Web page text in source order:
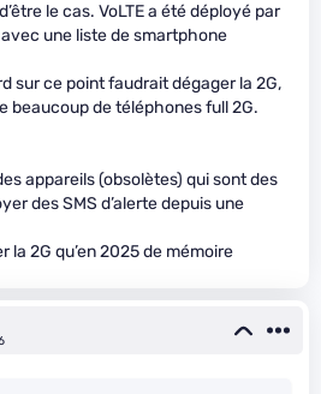
le cas. VoLTE a été déployé par
une liste de smartphone
sur ce point faudrait dégager la 2G,
beaucoup de téléphones full 2G.
appareils (obsolètes) qui sont des
des SMS d’alerte depuis une
2G qu’en 2025 de mémoire